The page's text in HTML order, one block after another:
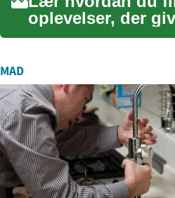
oplevelser, der
hverdag. Ar...
MAD